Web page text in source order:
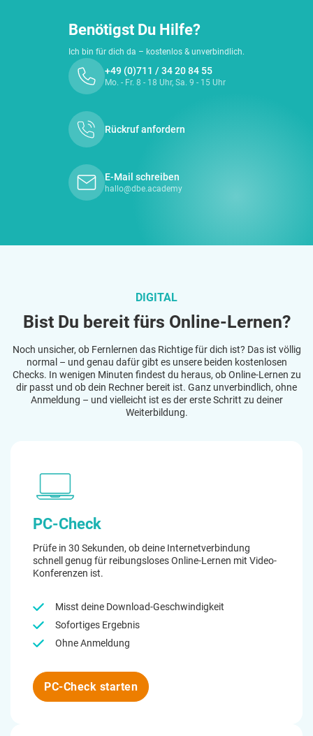
Benötigst Du Hilfe?
Ich bin für dich da – kostenlos & unverbindlich.
+49 (0)711 / 34 20 84 55
Mo. - Fr. 8 - 18 Uhr, Sa. 9 - 15 Uhr
Rückruf anfordern
E-Mail schreiben
hallo@dbe.academy
DIGITAL
Bist Du bereit fürs Online-Lernen?
Noch unsicher, ob Fernlernen das Richtige für dich ist? Das ist völlig
normal – und genau dafür gibt es unsere beiden kostenlosen
Checks. In wenigen Minuten findest du heraus, ob Online-Lernen zu
dir passt und ob dein Rechner bereit ist. Ganz unverbindlich, ohne
Anmeldung – und vielleicht ist es der erste Schritt zu deiner
Weiterbildung.
PC-Check
Prüfe in 30 Sekunden, ob deine Internetverbindung
schnell genug für reibungsloses Online-Lernen mit Video-
Konferenzen ist.
Misst deine Download-Geschwindigkeit
Sofortiges Ergebnis
Ohne Anmeldung
PC-Check starten